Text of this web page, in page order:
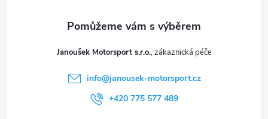
Janoušek Motorsport s.r.o.
info@janousek-motorsport.cz
+420 775 577 489